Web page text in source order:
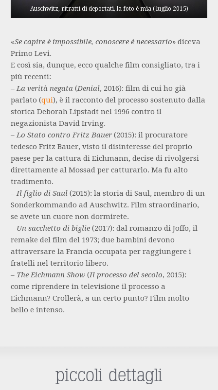
Auschwitz, ritratti di deportati, la foto è mia ( luglio 2015)
«Se capire è impossibile, conoscere è necessario» diceva
Primo Levi.
E così sia, dunque, ecco qualche film consigliato, tra i
più recenti:
– La verità negata (Denial, 2016): film di cui ho già
parlato (qui), è il racconto del processo sostenuto dalla
storica Deborah Lipstadt nel 1996 contro il
negazionista David Irving.
–Lo Stato contro Fritz Bauer (2015): il procuratore
tedesco Fritz Bauer, visto il disinteresse del proprio
paese per la cattura di Eichmann, decise di rivolgersi
direttamente al Mossad per catturarlo. Ma fu alto
tradimento.
–Il figlio di Saul (2015): la storia di Saul, membro di un
Sonderkommando ad Auschwitz. Film straordinario,
se avete un cuore non dormirete.
– Un sacchetto di biglie (2017): dal romanzo di Joffo, il
remake del film del 1973; due bambini devono
attraversare la Francia occupata per raggiungere i
fratelli nel territorio libero.
– The Eichmann Show(Il processo del secolo, 2015):
come riprendere in televisione il processo a
Eichmann? Crollerà, a un certo punto? Film molto
bello e intenso.
piccoli dettagli